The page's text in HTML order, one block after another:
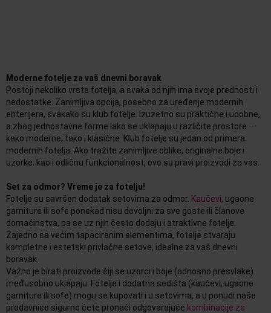
Moderne fotelje za vaš dnevni boravak
Postoji nekoliko vrsta fotelja, a svaka od njih ima svoje prednosti i
nedostatke. Zanimljiva opcija, posebno za uređenje modernih
enterijera, svakako su klub fotelje. Izuzetno su praktične i udobne,
a zbog jednostavne forme lako se uklapaju u različite prostore –
kako moderne, tako i klasične. Klub fotelje su jedan od primera
modernih fotelja. Ako tražite zanimljive oblike, originalne boje i
uzorke, kao i odličnu funkcionalnost, ovo su pravi proizvodi za vas.
Set za odmor? Vreme je za fotelju!
Fotelje su savršen dodatak setovima za odmor. Kaučevi, ugaone
garniture ili sofe ponekad nisu dovoljni za sve goste ili članove
domaćinstva, pa se uz njih često dodaju i atraktivne fotelje.
Zajedno sa većim tapaciranim elementima, fotelje stvaraju
kompletne i estetski privlačne setove, idealne za vaš dnevni
boravak.
Važno je birati proizvode čiji se uzorci i boje (odnosno presvlake)
međusobno uklapaju. Fotelje i dodatna sedišta (kaučevi, ugaone
garniture ili sofe) mogu se kupovati i u setovima, a u ponudi naše
prodavnice sigurno ćete pronaći odgovarajuće kombinacije za